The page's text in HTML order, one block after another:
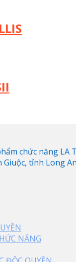
chức năng LA
Giuộc, tỉnh Long
NĂNG